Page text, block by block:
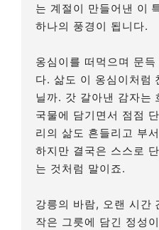
는 계절이 만들어낸 이
하나의 풍경이 됩니다.
옹심이를 떠먹으며 문
다. 삶도 이 옹심이처럼
닐까. 갓 갈아낸 감자는
국물에 담기면서 점점
리의 삶도 흔들리고 부
하지만 결국은 스스로
는 것처럼 말이죠.
강릉의 바람, 오랜 시간
작은 그릇에 담긴 정성